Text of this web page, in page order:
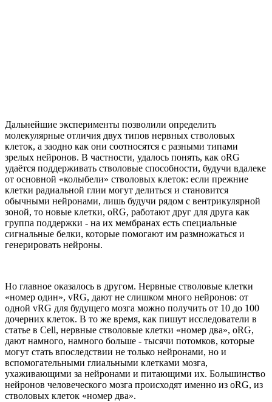
Дальнейшие эксперименты позволили определить
молекулярные отличия двух типов нервных стволовых
клеток, а заодно как они соотносятся с разными типами
зрелых нейронов. В частности, удалось понять, как oRG
удаётся поддерживать стволовые способности, будучи вдалеке
от основной «колыбели» стволовых клеток: если прежние
клетки радиальной глии могут делиться и становится
обычными нейронами, лишь будучи рядом с вентрикулярной
зоной, то новые клетки, oRG, работают друг для друга как
группа поддержки - на их мембранах есть специальные
сигнальные белки, которые помогают им размножаться и
генерировать нейроны.
Но главное оказалось в другом. Нервные стволовые клетки
«номер один», vRG, дают не слишком много нейронов: от
одной vRG для будущего мозга можно получить от 10 до 100
дочерних клеток. В то же время, как пишут исследователи в
статье в Cell, нервные стволовые клетки «номер два», oRG,
дают намного, намного больше - тысячи потомков, которые
могут стать впоследствии не только нейронами, но и
вспомогательными глиальными клетками мозга,
ухаживающими за нейронами и питающими их. Большинство
нейронов человеческого мозга происходят именно из oRG, из
стволовых клеток «номер два».